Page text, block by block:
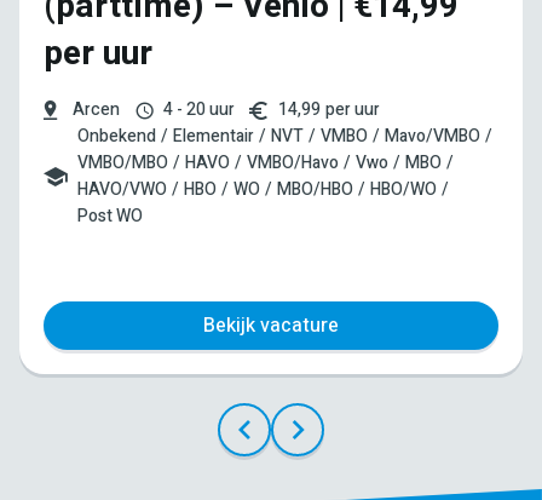
per uur
Arcen 4 - 20 uur 14,99per uur
Onbekend
Elementair NVT VMBO
Mavo/VMBO
VMBO/MBO
HAVO VMBO/Havo Vwo
MBO
HAVO/VWO
HBO WO MBO/HBO
HBO/WO
Post WO
Bekijk vacature